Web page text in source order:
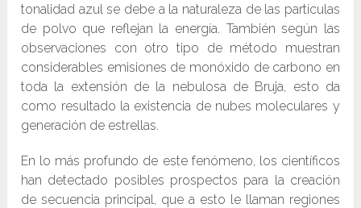
tonalidad azul se debe a la naturaleza de las partículas
de polvo que reflejan la energía. También según las
observaciones con otro tipo de método muestran
considerables emisiones de monóxido de carbono en
toda la extensión de la nebulosa de Bruja, esto da
como resultado la existencia de nubes moleculares y
generación de estrellas.
En lo más profundo de este fenómeno, los científicos
han detectado posibles prospectos para la creación
de secuencia principal, que a esto le llaman regiones